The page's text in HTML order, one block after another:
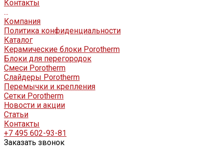
Контакты
...
Компания
Политика конфиденциальности
Каталог
Керамические блоки Porotherm
Блоки для перегородок
Смеси Porotherm
Слайдеры Porotherm
Перемычки и крепления
Сетки Porotherm
Новости и акции
Статьи
Контакты
+7 495 602-93-81
Заказать звонок